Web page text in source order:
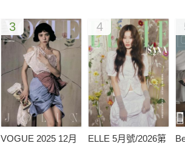
3
VOGUE 2025 12月
4
ELLE 5月號/2026第